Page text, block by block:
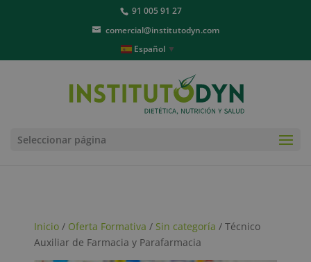
91 005 91 27
comercial@institutodyn.com
Español ▼
Seleccionar página
Inicio/ Oferta Formativa / Sin categoría / Técnico
Auxiliar de Farmacia y Parafarmacia